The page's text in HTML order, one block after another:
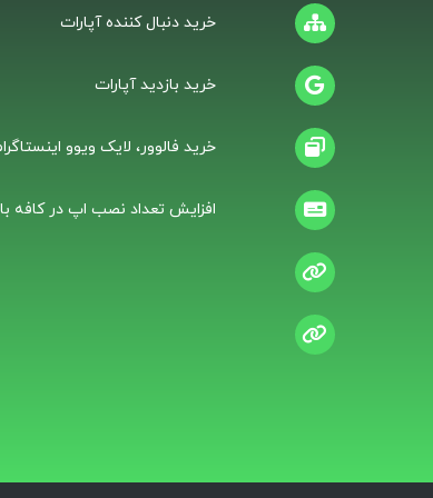
خرید دنبال کننده آپارات
خرید بازدید آپارات
خرید فالوور، لایک ویوو
افزایش تعداد نصب اپ در کافه